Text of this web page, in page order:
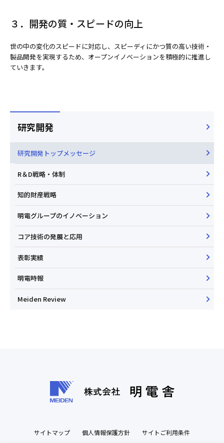
３．開発の質・スピードの向上
世の中の変化のスピードに対応し、スピーディにかつ質の高い技術・
製品開発を実現するため、オープンイノベーションを積極的に推進し
ていきます。
研究開発
研究開発トップメッセージ
R＆D戦略・体制
知的財産戦略
明電グループのイノベーション
コア技術の発展と応用
表彰実績
明電時報
Meiden Review
サイトマップ 個人情報保護方針 サイトご利用条件